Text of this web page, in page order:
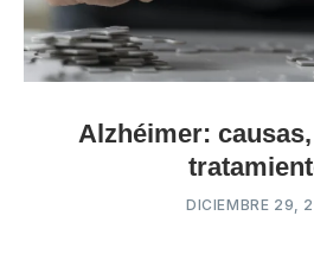
Alzhéimer:
DICIEMBRE 29,